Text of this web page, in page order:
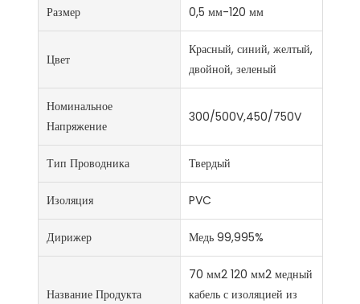
Размер 0,5 мм-120 мм
Цвет
Красный, синий, желтый,
двойной, зеленый
Номинальное
Напряжение
300/500V,450/750V
Тип Проводника Твердый
Изоляция PVC
Дирижер Медь 99,995%
Название Продукта
70 мм2 120 мм2 медный
кабель с изоляцией из